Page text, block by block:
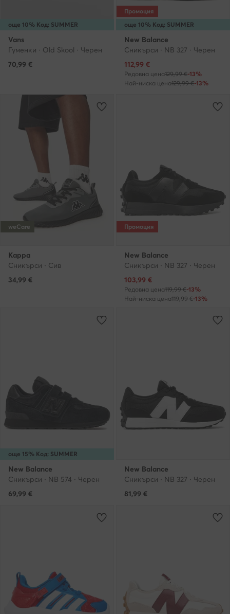
още 10% Код: SUMMER
Vans
Гуменки · Old Skool · Черен
70,99 €
още 10% Код: SUMMER
Промоция
New Balance
Сникърси · NB 327 · Черен
Актуална цена
112,99 €
Редовна цена129,99 €-13%
Най-ниска цена129,99 €-13%
weCare
Kappa
Сникърси · Сив
34,99 €
Промоция
New Balance
Сникърси · NB 327 · Черен
Актуална цена
103,99 €
Редовна цена119,99 €-13%
Най-ниска цена119,99 €-13%
още 15% Код: SUMMER
New Balance
Сникърси · NB 574 · Черен
69,99 €
New Balance
Сникърси · NB 327 · Черен
81,99 €